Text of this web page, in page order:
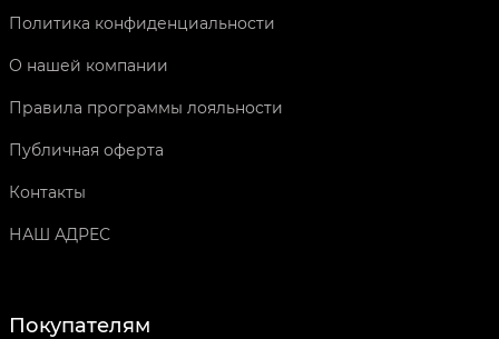
Политика конфиденциальности
О нашей компании
Правила программы лояльности
Публичная оферта
Контакты
НАШ АДРЕС
Покупателям